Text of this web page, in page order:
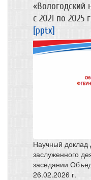
«Вологодский
с 2021 по 2025
[pptx]
Научный
заслуженного
заседании
26.02.2026 г.